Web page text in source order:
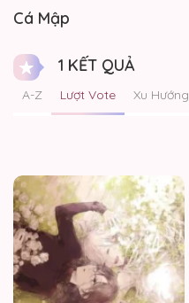
Cá Mập
1 KẾT QUẢ
A-Z Lượt Vote Xu Hướng